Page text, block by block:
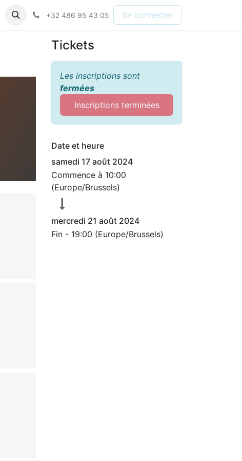
+32 486 95 43 05 Se connecter
Tickets
Les inscriptions sont
fermées
Inscriptions terminées
Date et heure
samedi 17 août 2024
Commence à 10:00
(Europe/Brussels)
mercredi 21 août 2024
Fin - 19:00 (Europe/Brussels)